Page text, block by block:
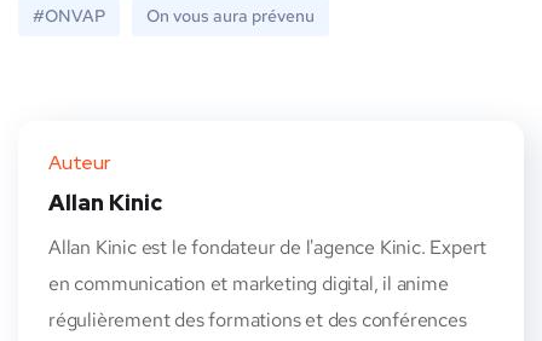
#ONVAP On vous aura prévenu
Auteur
Allan Kinic
Allan Kinic est le fondateur de l'agence Kinic. Expert
en communication et marketing digital, il anime
régulièrement des formations et des conférences